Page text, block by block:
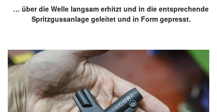
… über die Welle langsam erhitzt und in die entsprechende
Spritzgussanlage geleitet und in Form gepresst.